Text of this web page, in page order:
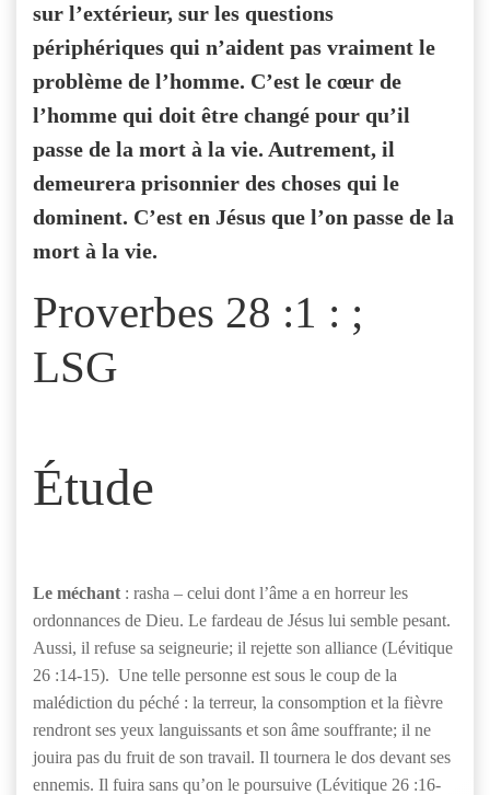
sur l’extérieur, sur les questions
périphériques qui n’aident pas vraiment le
problème de l’homme. C’est le cœur de
l’homme qui doit être changé pour qu’il
passe de la mort à la vie. Autrement, il
demeurera prisonnier des choses qui le
dominent. C’est en Jésus que l’on passe de la
mort à la vie.
Proverbes 28 :1 : ;
LSG
Étude
Le méchant : rasha – celui dont l’âme a en horreur les
ordonnances de Dieu. Le fardeau de Jésus lui semble pesant.
Aussi, il refuse sa seigneurie; il rejette son alliance (Lévitique
26 :14-15). Une telle personne est sous le coup de la
malédiction du péché : la terreur, la consomption et la fièvre
rendront ses yeux languissants et son âme souffrante; il ne
jouira pas du fruit de son travail. Il tournera le dos devant ses
ennemis. Il fuira sans qu’on le poursuive (Lévitique 26 :16-